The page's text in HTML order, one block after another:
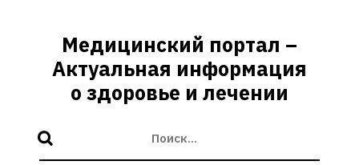
содержимомуМедицинский портал –
Актуальная информация
о здоровье и лечении